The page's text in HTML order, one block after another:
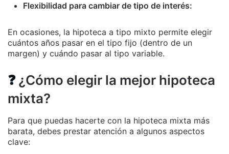
Flexibilidad para cambiar de tipo de interés:
En ocasiones, la hipoteca a tipo mixto permite elegir
cuántos años pasar en el tipo fijo (dentro de un
margen) y cuándo pasar al tipo variable.
❓¿Cómo elegir la mejor hipoteca
mixta?
Para que puedas hacerte con la hipoteca mixta más
barata, debes prestar atención a algunos aspectos
clave: